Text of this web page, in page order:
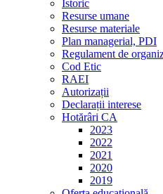
Istoric
Resurse umane
Resurse materiale
Plan managerial, PDI
Regulament de
Cod Etic
RAEI
Autorizații
Declarații interese
Hotărâri CA
2023
2022
2021
2020
2019